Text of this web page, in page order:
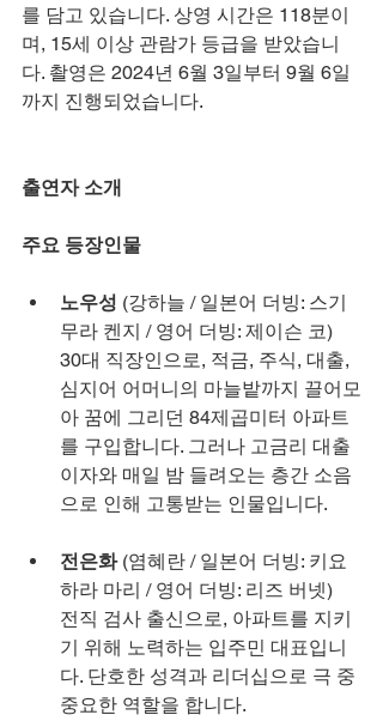
를 담고 있습니다. 상영 시간은 118분이
며, 15세 이상 관람가 등급을 받았습니
다. 촬영은 2024년 6월 3일부터 9월 6일
까지 진행되었습니다.
출연자 소개
주요 등장인물
노우성 (강하늘 / 일본어 더빙: 스기
무라 켄지 / 영어 더빙: 제이슨 코)
30대 직장인으로, 적금, 주식, 대출,
심지어 어머니의 마늘밭까지 끌어모
아 꿈에 그리던 84제곱미터 아파트
를 구입합니다. 그러나 고금리 대출
이자와 매일 밤 들려오는 층간 소음
으로 인해 고통받는 인물입니다.
전은화 (염혜란 / 일본어 더빙: 키요
하라 마리 / 영어 더빙: 리즈 버넷)
전직 검사 출신으로, 아파트를 지키
기 위해 노력하는 입주민 대표입니
다. 단호한 성격과 리더십으로 극 중
중요한 역할을 합니다.